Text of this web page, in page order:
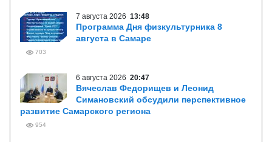
7 августа 2026 13:48
Программа Дня физкультурника 8
августа в Самаре
703
6 августа 2026 20:47
Вячеслав Федорищев и Леонид
Симановский обсудили перспективное
развитие Самарского региона
954